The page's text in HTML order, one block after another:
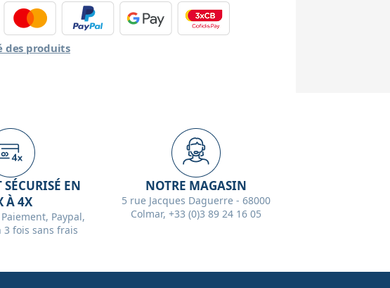
des produits
EN
À 4X
Paypal,
3 fois sans frais
NOTRE MAGASIN
5 rue Jacques Daguerre - 68000
Colmar, +33 (0)3 89 24 16 05